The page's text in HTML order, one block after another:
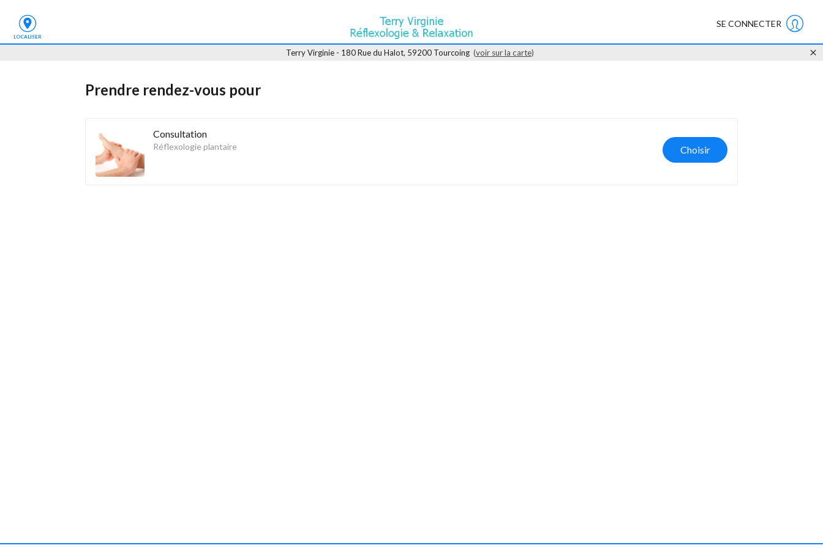
LOCALISER
SE CONNECTER
Terry Virginie - 180 Rue du Halot, 59200 Tourcoing (voir sur la carte)
Prendre rendez-vous pour
Choisir
Consultation
Réflexologie plantaire